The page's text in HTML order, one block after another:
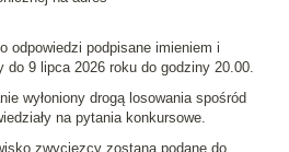
odpowiedzi podpisane imieniem i
9 lipca 2026 roku do godziny 20.00.
wyłoniony drogą losowania spośród
na pytania konkursowe.
zwycięzcy zostaną podane do